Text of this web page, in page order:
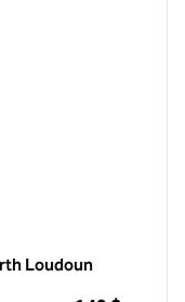
Loudoun